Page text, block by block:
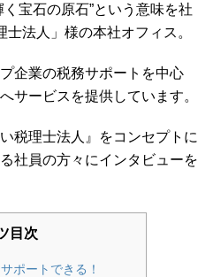
宝石の原石”という意味を社
法人」様の本社オフィス。
企業の税務サポートを中心
サービスを提供しています。
税理士法人』をコンセプトに
社員の方々にインタビューを
目次
ポートできる！